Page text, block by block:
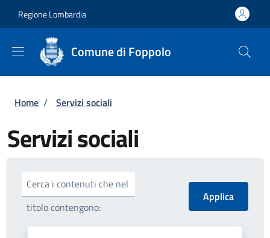
Regione Lombardia
Comune di Foppolo
Briciole di pane
Home / Servizi sociali
Servizi sociali
Cerca i contenuti che nel
titolo contengono: